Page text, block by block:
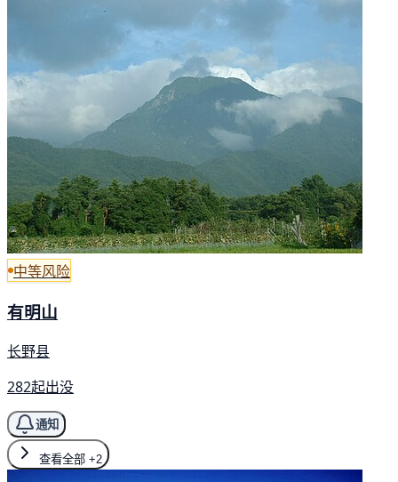
中等风险
有明山
长野县
282起出没
通知
查看全部 +2